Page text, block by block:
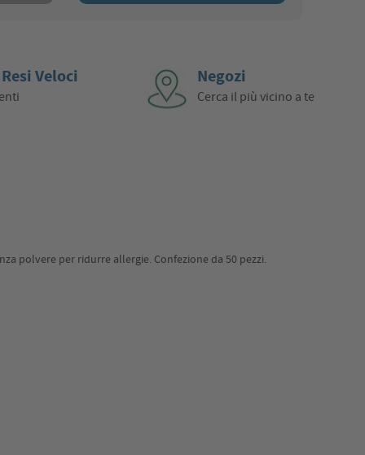
Veloci Negozi
Cerca il più vicino a te
polvere per ridurre allergie. Confezione da 50 pezzi.